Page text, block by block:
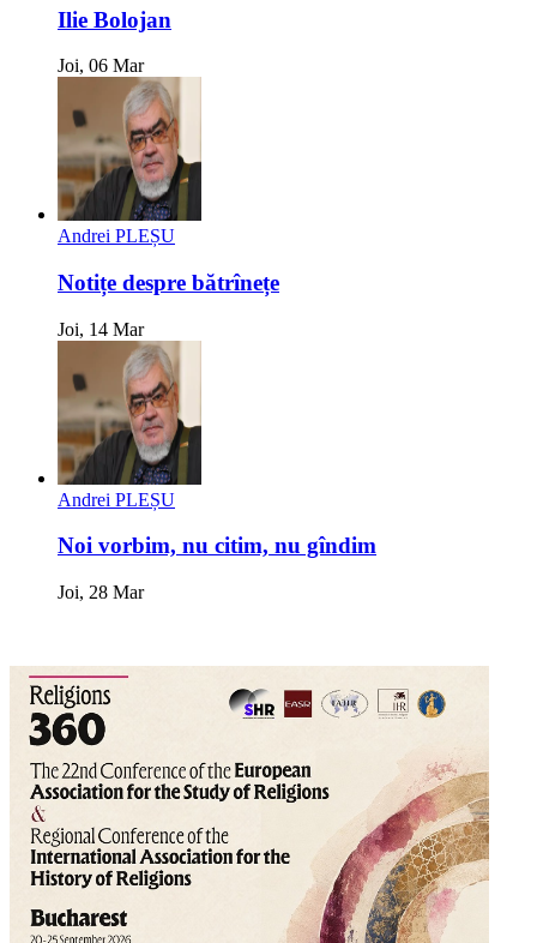
Ilie Bolojan
Joi, 06 Mar
Andrei PLEȘU
Notițe despre bătrînețe
Joi, 14 Mar
Andrei PLEȘU
Noi vorbim, nu citim, nu gîndim
Joi, 28 Mar